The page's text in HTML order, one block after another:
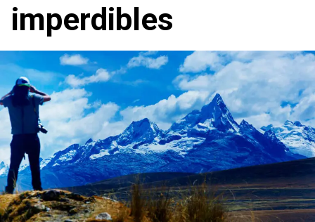
imperdibles